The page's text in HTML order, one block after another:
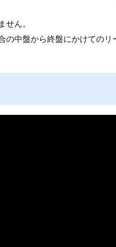
せん。
中盤から終盤にかけてのリ